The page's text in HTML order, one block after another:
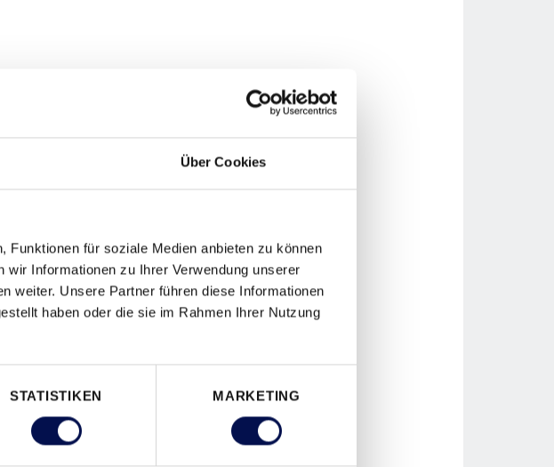
Über Cookies
Funktionen für soziale Medien anbieten zu können
Informationen zu Ihrer Verwendung unserer
weiter. Unsere Partner führen diese Informationen
haben oder die sie im Rahmen Ihrer Nutzung
STATISTIKEN MARKETING